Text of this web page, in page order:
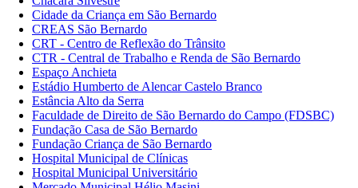
Cidade da Criança em São Bernardo
CREAS São Bernardo
CRT - Centro de Reflexão do Trânsito
CTR - Central de Trabalho e Renda de São Bernardo
Espaço Anchieta
Estádio Humberto de Alencar Castelo Branco
Estância Alto da Serra
Faculdade de Direito de São Bernardo do Campo (FDSBC)
Fundação Casa de São Bernardo
Fundação Criança de São Bernardo
Hospital Municipal de Clínicas
Hospital Municipal Universitário